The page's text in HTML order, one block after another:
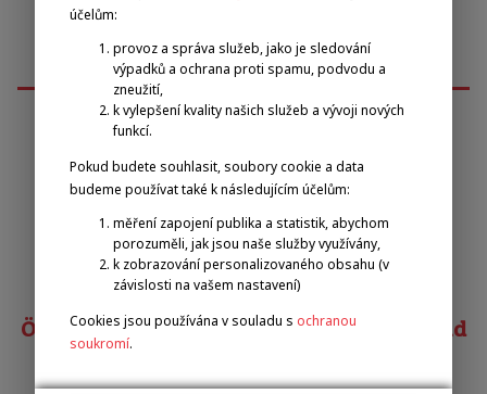
Emilova sportovní, z.s.
Pavel Zbožínek
zbozinek@emilova-sportovni.cz
+420 602 720 518
Österreichischer Behindertensportverband
Matias COSTA
účelům:
provoz a správa služeb, jako je sledování
výpadků a ochrana proti spamu, podvodu a
zneužití,
k vylepšení kvality našich služeb a vývoji nových
funkcí.
Pokud budete souhlasit, soubory cookie a data
budeme používat také k následujícím účelům:
měření zapojení publika a statistik, abychom
porozuměli, jak jsou naše služby využívány,
k zobrazování personalizovaného obsahu (v
závislosti na vašem nastavení)
Cookies jsou používána v souladu s ochranou
soukromí.